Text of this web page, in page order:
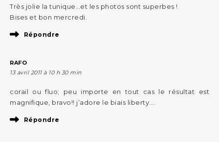
Très jolie la tunique…et les photos sont superbes !
Bises et bon mercredi.
Répondre
RAFO
13 avril 2011 à 10 h 30 min
corail ou fluo; peu importe en tout cas le résultat est
magnifique, bravo!! j’adore le biais liberty….
Répondre